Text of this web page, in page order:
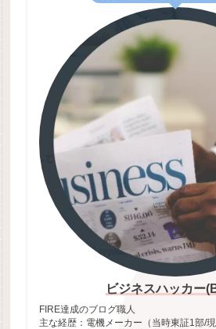
ビジネスハッカー
FIRE達成のブログ職人
主な経歴：電機メーカー（当時東証1部/